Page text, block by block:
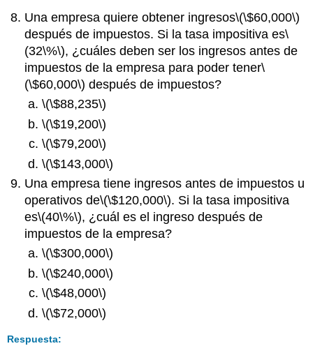
Una empresa quiere obtener ingresos\(\$60,000\)
después de impuestos. Si la tasa impositiva es\
(32\%\), ¿cuáles deben ser los ingresos antes de
impuestos de la empresa para poder tener\
(\$60,000\) después de impuestos?
\(\$88,235\)
\(\$19,200\)
\(\$79,200\)
\(\$143,000\)
Una empresa tiene ingresos antes de impuestos u
operativos de\(\$120,000\). Si la tasa impositiva
es\(40\%\), ¿cuál es el ingreso después de
impuestos de la empresa?
\(\$300,000\)
\(\$240,000\)
\(\$48,000\)
\(\$72,000\)
Respuesta: